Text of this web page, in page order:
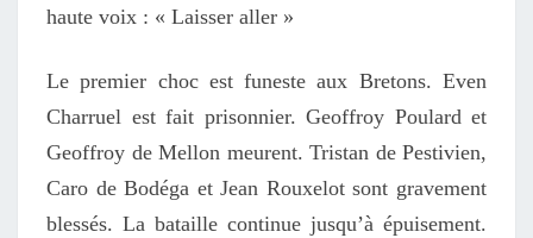
haute voix : « Laisser aller »
Le premier choc est funeste aux Bretons. Even
Charruel est fait prisonnier. Geoffroy Poulard et
Geoffroy de Mellon meurent. Tristan de Pestivien,
Caro de Bodéga et Jean Rouxelot sont gravement
blessés. La bataille continue jusqu’à épuisement.